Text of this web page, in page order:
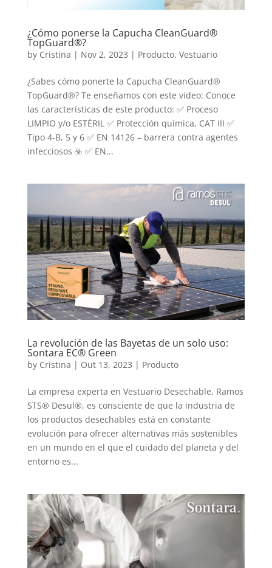
¿Cómo ponerse la Capucha CleanGuard®
TopGuard®?
by Cristina | Nov 2, 2023 | Producto, Vestuario
¿Sabes cómo ponerte la Capucha CleanGuard®
TopGuard®? Te enseñamos con este vídeo: Conoce
las características de este producto: ✅ Proceso
LIMPIO y/o ESTÉRIL ✅ Protección química, CAT III ✅
Tipo 4-B, 5 y 6 ✅ EN 14126 – barrera contra agentes
infecciosos ☣️ ✅ EN...
La revolución de las Bayetas de un solo uso:
Sontara EC® Green
by Cristina | Out 13, 2023 | Producto
La empresa experta en Vestuario Desechable, Ramos
STS® Desul®, es consciente de que la industria de
los productos desechables está en constante
evolución para ofrecer alternativas más sostenibles
en un mundo en el que el cuidado del planeta y del
entorno es...